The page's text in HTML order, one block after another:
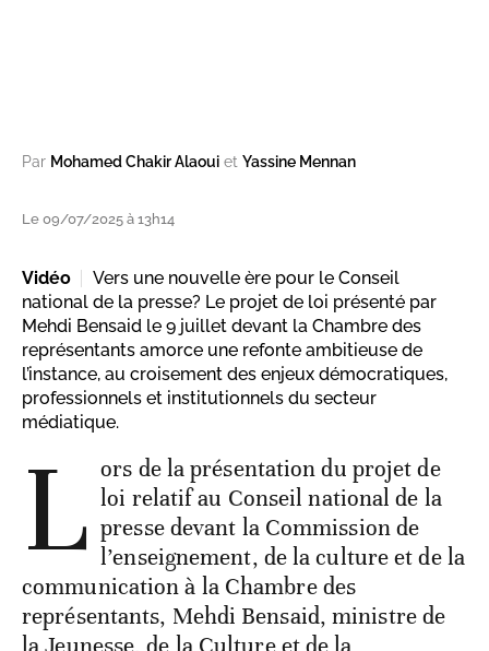
Par Mohamed Chakir Alaoui et Yassine Mennan
Le 09/07/2025 à 13h14
Vidéo
Vers une nouvelle ère pour le Conseil
national de la presse? Le projet de loi présenté par
Mehdi Bensaid le 9 juillet devant la Chambre des
représentants amorce une refonte ambitieuse de
l’instance, au croisement des enjeux démocratiques,
professionnels et institutionnels du secteur
médiatique.
L ors de la présentation du projet de
loi relatif au Conseil national de la
presse devant la Commission de
l’enseignement, de la culture et de la
communication à la Chambre des
représentants, Mehdi Bensaid, ministre de